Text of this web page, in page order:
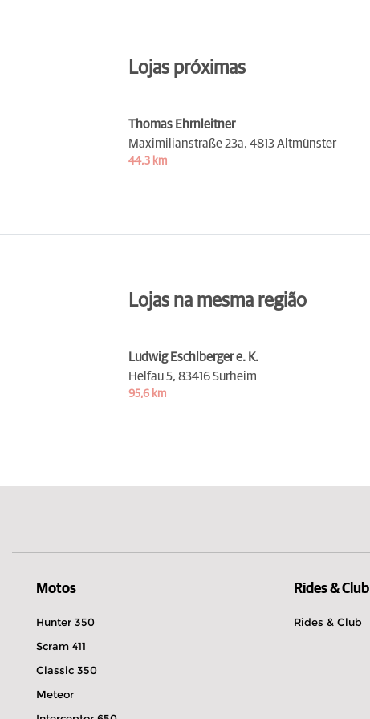
Lojas próximas
Thomas Ehrnleitner
Maximilianstraße 23a, 4813 Altmünster
44,3 km
Lojas na mesma região
Ludwig Eschlberger e. K.
Helfau 5, 83416 Surheim
95,6 km
Motos
Hunter 350
Scram 411
Classic 350
Meteor
Rides & Club
Rides & Club